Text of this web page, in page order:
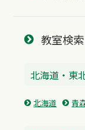
教室検索
北海道・東
北海道 青